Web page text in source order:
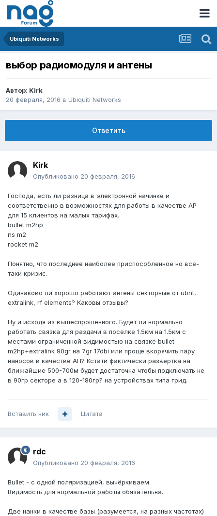
Ubiquiti Networks
выбор радиомодуля и антены
Автор: Kirk
20 февраля, 2016 в Ubiquiti Networks
Ответить
Kirk
Опубликовано 20 февраля, 2016
Господа, есть ли разница в электронной начинке и
соответственно в возможностях для работы в качестве AP
для 15 клиентов на малых тарифах.
bullet m2hp
ns m2
rocket m2
Понятно, что последнее наиболее приспособленное но все-
таки кризис.
Одинаково ли хорошо работают антены секторные от ubnt,
extralink, rf elements? Каковы отзывы?
Ну и исходя из вышеспрошенного. Будет ли нормально
работать связка для раздачи в поселке 1.5км на 1.5км с
местами ограниченной видимостью на связке bullet
m2hp+extralink 90gr на 7gr 17dbi или проще вкорячить пару
наносов в качестве АП? Кстати фактически развертка на
ближайшие 500-700м будет достаточна чтобы подключать не
в 90гр секторе а в 120-180гр? на устройствах типа грид.
Вставить ник Цитата
rdc
Опубликовано 20 февраля, 2016
Bullet - с одной поляризацией, вычёркиваем.
Видимость для нормальной работы обязательна.
Две нанки в качестве базы (разумеется, на разных частотах)